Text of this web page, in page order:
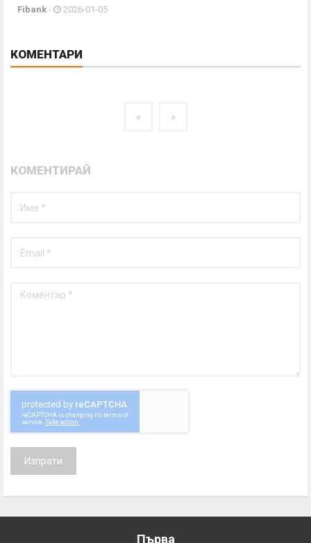
Fibank - 2026-01-05
КОМЕНТАРИ
« »
КОМЕНТИРАЙ
Изпрати
Първа